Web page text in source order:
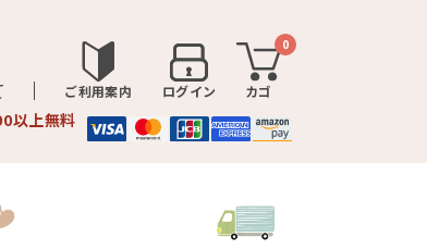
ご利用案内 ログイン カゴ
0
以上無料